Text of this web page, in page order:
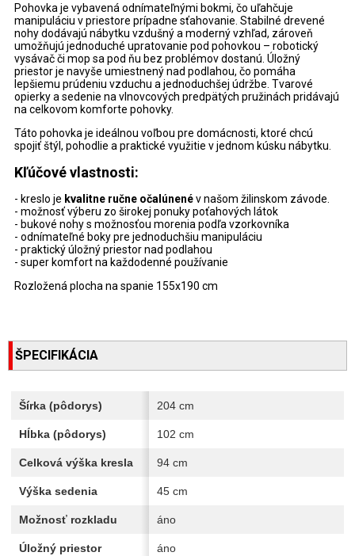
Pohovka je vybavená odnímateľnými bokmi, čo uľahčuje
manipuláciu v priestore prípadne sťahovanie. Stabilné drevené
nohy dodávajú nábytku vzdušný a moderný vzhľad, zároveň
umožňujú jednoduché upratovanie pod pohovkou – robotický
vysávač či mop sa pod ňu bez problémov dostanú. Úložný
priestor je navyše umiestnený nad podlahou, čo pomáha
lepšiemu prúdeniu vzduchu a jednoduchšej údržbe. Tvarové
opierky a sedenie na vlnovcových predpätých pružinách pridávajú
na celkovom komforte pohovky.
Táto pohovka je ideálnou voľbou pre domácnosti, ktoré chcú
spojiť štýl, pohodlie a praktické využitie v jednom kúsku nábytku.
Kľúčové vlastnosti:
- kreslo je kvalitne ručne očalúnenév našom žilinskom závode.
- možnosť výberu zo širokej ponuky poťahových látok
- bukové nohy s možnosťou morenia podľa vzorkovníka
- odnímateľné boky pre jednoduchšiu manipuláciu
- praktický úložný priestor nad podlahou
- super komfort na každodenné používanie
Rozložená plocha na spanie 155x190 cm
ŠPECIFIKÁCIA
Šírka (pôdorys) 204 cm
Hĺbka (pôdorys) 102 cm
Celková výška kresla 94 cm
Výška sedenia 45 cm
Možnosť rozkladu áno
Úložný priestor áno